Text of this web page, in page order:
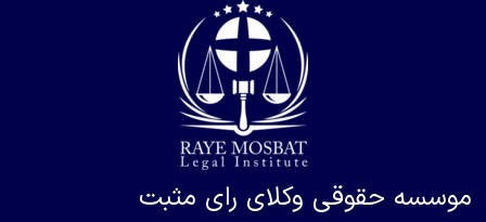
موسسه حقوقی وکلای رای مثبت